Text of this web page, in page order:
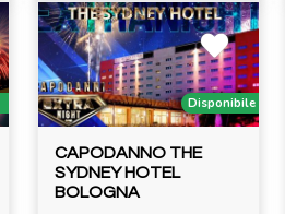
Disponibile
CAPODANNO THE
SYDNEY HOTEL
BOLOGNA